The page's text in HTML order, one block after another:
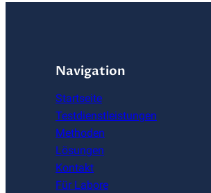
Navigation
Startseite
Testdienstleistungen
Methoden
Lösungen
Kontakt
Für Labore